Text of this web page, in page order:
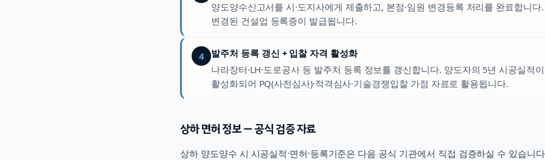
양도양수신고서를 시·도지사에게 제출하고, 본점·임원 변경등록 처리를 완료합니다
변경된 건설업 등록증이 발급됩니다.
4
발주처 등록 갱신 + 입찰 자격 활성화
나라장터·LH·도로공사 등 발주처 등록 정보를 갱신합니다. 양도자의 5년 시공실적
활성화되어 PQ(사전심사)·적격심사·기술경쟁입찰 가점 자료로 활용됩니다.
상하면허 정보 — 공식 검증 자료
상하양도양수 시 시공실적·면허·등록기준은 다음 공식 기관에서 직접 검증하실 수 있습니